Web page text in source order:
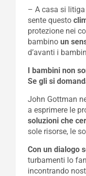
– A casa si
sente questo
protezione nei
bambino un
d’avanti i
I bambini non
Se gli si
John Gottman
a esprimere le
soluzioni che
sole risorse, le
Con un dialogo
turbamenti lo
incontrando